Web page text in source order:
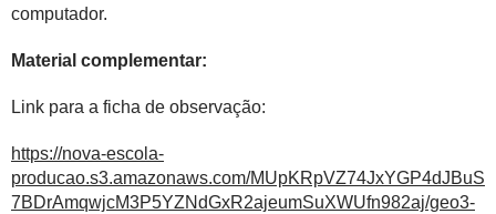
computador.
Material complementar:
Link para a ficha de observação:
https://nova-escola-
producao.s3.amazonaws.com/MUpKRpVZ74JxYGP4dJBuS
7BDrAmqwjcM3P5YZNdGxR2ajeumSuXWUfn982aj/geo3-